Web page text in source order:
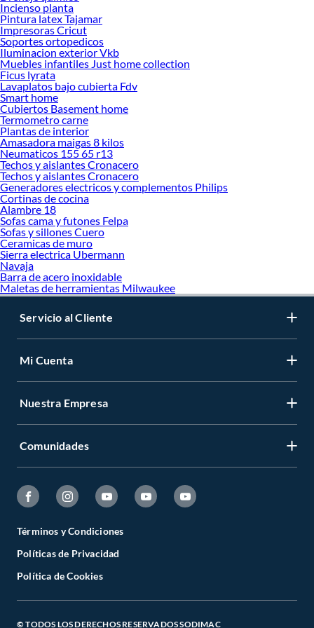
Incienso planta
Pintura latex Tajamar
Impresoras Cricut
Soportes ortopedicos
Iluminacion exterior Vkb
Muebles infantiles Just home collection
Ficus lyrata
Lavaplatos bajo cubierta Fdv
Smart home
Cubiertos Basement home
Termometro carne
Plantas de interior
Amasadora maigas 8 kilos
Neumaticos 155 65 r13
Techos y aislantes Cronacero
Techos y aislantes Cronacero
Generadores electricos y complementos Philips
Cortinas de cocina
Alambre 18
Sofas cama y futones Felpa
Sofas y sillones Cuero
Ceramicas de muro
Sierra electrica Ubermann
Navaja
Barra de acero inoxidable
Maletas de herramientas Milwaukee
Servicio al Cliente
Mi Cuenta
Nuestra Empresa
Comunidades
Términos y Condiciones
Políticas de Privacidad
Política de Cookies
© TODOS LOS DERECHOS RESERVADOS SODIMAC